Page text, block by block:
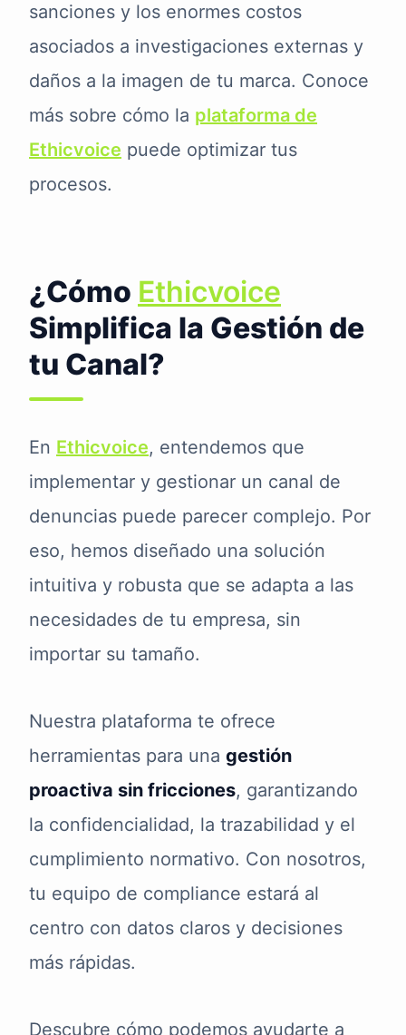
sanciones y los enormes costos
asociados a investigaciones externas y
daños a la imagen de tu marca. Conoce
más sobre cómo la plataforma de
Ethicvoice puede optimizar tus
procesos.
¿Cómo Ethicvoice
Simplifica la Gestión de
tu Canal?
En Ethicvoice, entendemos que
implementar y gestionar un canal de
denuncias puede parecer complejo. Por
eso, hemos diseñado una solución
intuitiva y robusta que se adapta a las
necesidades de tu empresa, sin
importar su tamaño.
Nuestra plataforma te ofrece
herramientas para una gestión
proactiva sin fricciones, garantizando
la confidencialidad, la trazabilidad y el
cumplimiento normativo. Con nosotros,
tu equipo de compliance estará al
centro con datos claros y decisiones
más rápidas.
Descubre cómo podemos ayudarte a